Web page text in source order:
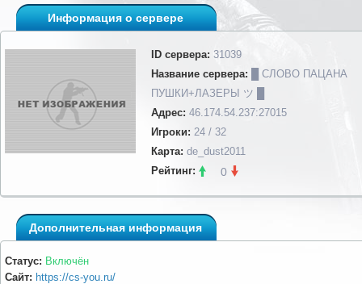
Информация о сервере
ID сервера: 31039
Название сервера: █ СЛОВО ПАЦАНА
ПУШКИ+ЛАЗЕРЫ ツ █
Адрес: 46.174.54.237:27015
Игроки: 24 / 32
Карта: de_dust2011
Рейтинг:
0
Дополнительная информация
Статус: Включён
Сайт: https://cs-you.ru/